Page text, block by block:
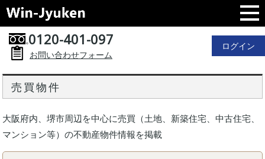
0120-401-097
お問い合わせフォーム
ログイン
売買物件
大阪府内、堺市周辺を中心に売買（土地、新築住宅、中古住宅、
マンション等）の不動産物件情報を掲載